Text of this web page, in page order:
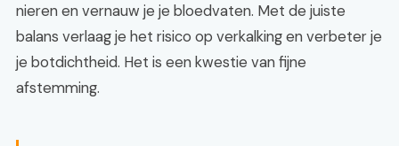
nieren en vernauw je je bloedvaten. Met de juiste
balans verlaag je het risico op verkalking en verbeter je
je botdichtheid. Het is een kwestie van fijne
afstemming.